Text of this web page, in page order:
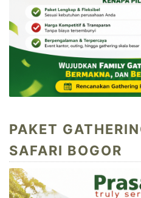
PAKET
SAFARI BOGOR